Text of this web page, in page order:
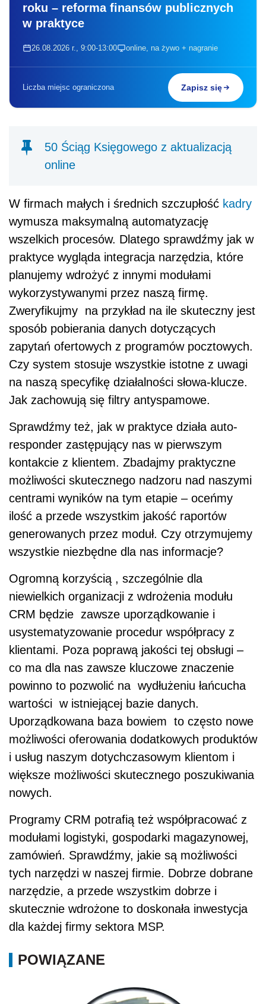
roku – reforma finansów publicznych
w praktyce
26.08.2026 r., 9:00-13:00 online, na żywo + nagranie
Liczba miejsc ograniczona Zapisz się
50 Ściąg Księgowego z aktualizacją
online
W firmach małych i średnich szczupłość kadry
wymusza maksymalną automatyzację
wszelkich procesów. Dlatego sprawdźmy jak w
praktyce wygląda integracja narzędzia, które
planujemy wdrożyć z innymi modułami
wykorzystywanymi przez naszą firmę.
Zweryfikujmy na przykład na ile skuteczny jest
sposób pobierania danych dotyczących
zapytań ofertowych z programów pocztowych.
Czy system stosuje wszystkie istotne z uwagi
na naszą specyfikę działalności słowa-klucze.
Jak zachowują się filtry antyspamowe.
Sprawdźmy też, jak w praktyce działa auto-
responder zastępujący nas w pierwszym
kontakcie z klientem. Zbadajmy praktyczne
możliwości skutecznego nadzoru nad naszymi
centrami wyników na tym etapie – oceńmy
ilość a przede wszystkim jakość raportów
generowanych przez moduł. Czy otrzymujemy
wszystkie niezbędne dla nas informacje?
Ogromną korzyścią , szczególnie dla
niewielkich organizacji z wdrożenia modułu
CRM będzie zawsze uporządkowanie i
usystematyzowanie procedur współpracy z
klientami. Poza poprawą jakości tej obsługi –
co ma dla nas zawsze kluczowe znaczenie
powinno to pozwolić na wydłużeniu łańcucha
wartości w istniejącej bazie danych.
Uporządkowana baza bowiem to często nowe
możliwości oferowania dodatkowych produktów
i usług naszym dotychczasowym klientom i
większe możliwości skutecznego poszukiwania
nowych.
Programy CRM potrafią też współpracować z
modułami logistyki, gospodarki magazynowej,
zamówień. Sprawdźmy, jakie są możliwości
tych narzędzi w naszej firmie. Dobrze dobrane
narzędzie, a przede wszystkim dobrze i
skutecznie wdrożone to doskonała inwestycja
dla każdej firmy sektora MSP.
POWIĄZANE